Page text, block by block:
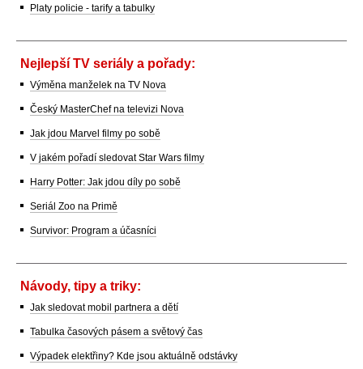
Platy policie - tarify a tabulky
Nejlepší TV seriály a pořady:
Výměna manželek na TV Nova
Český MasterChef na televizi Nova
Jak jdou Marvel filmy po sobě
V jakém pořadí sledovat Star Wars filmy
Harry Potter: Jak jdou díly po sobě
Seriál Zoo na Primě
Survivor: Program a účasníci
Návody, tipy a triky:
Jak sledovat mobil partnera a dětí
Tabulka časových pásem a světový čas
Výpadek elektřiny? Kde jsou aktuálně odstávky